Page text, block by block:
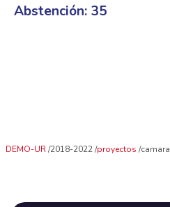
Abstención: 35
DEMO-UR 2018-2022 proyectos camara